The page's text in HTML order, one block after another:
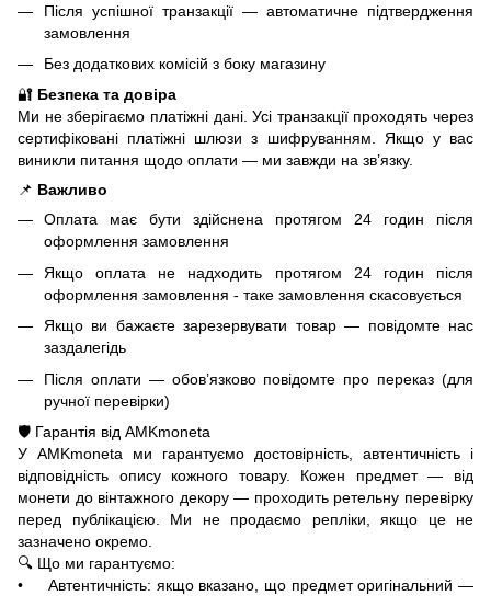
Після успішної транзакції — автоматичне підтвердження
замовлення
Без додаткових комісій з боку магазину
🔐 Безпека та довіра
Ми не зберігаємо платіжні дані. Усі транзакції проходять через
сертифіковані платіжні шлюзи з шифруванням. Якщо у вас
виникли питання щодо оплати — ми завжди на зв’язку.
📌 Важливо
Оплата має бути здійснена протягом 24 годин після
оформлення замовлення
Якщо оплата не надходить протягом 24 годин після
оформлення замовлення - таке замовлення скасовується
Якщо ви бажаєте зарезервувати товар — повідомте нас
заздалегідь
Після оплати — обов’язково повідомте про переказ (для
ручної перевірки)
🛡️ Гарантія від AMKmoneta
У AMKmoneta ми гарантуємо достовірність, автентичність і
відповідність опису кожного товару. Кожен предмет — від
монети до вінтажного декору — проходить ретельну перевірку
перед публікацією. Ми не продаємо репліки, якщо це не
зазначено окремо.
🔍 Що ми гарантуємо:
• Автентичність: якщо вказано, що предмет оригінальний —